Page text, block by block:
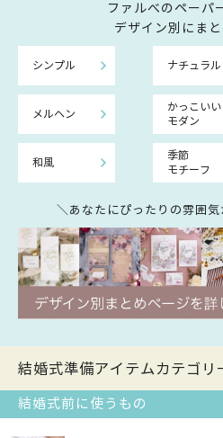
ファルべのペーパ
デザイン別にまと
シンプル ナチュラル
メルヘン
かっこいい
モダン
和風
季節
モチーフ
＼あなたにぴったりの雰囲
結婚式準備アイテムカテゴリ
結婚式前に使うもの